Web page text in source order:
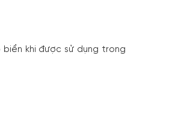
khi được sử dụng trong